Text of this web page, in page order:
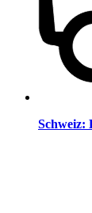
Schweiz: